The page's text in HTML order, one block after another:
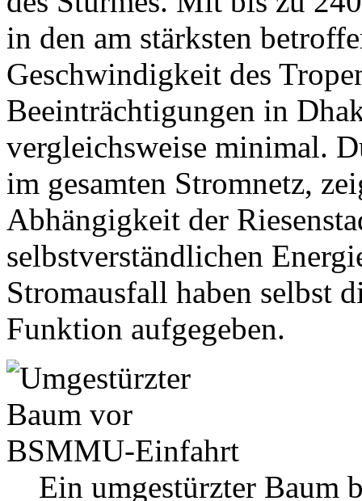
in den am stärksten
Geschwindigkeit des
Beeinträchtigungen in
vergleichsweise minimal.
im gesamten Stromnetz,
Abhängigkeit der
selbstverständlichen
Stromausfall haben selbst
Funktion aufgegeben.
Ein umgestürzter Baum